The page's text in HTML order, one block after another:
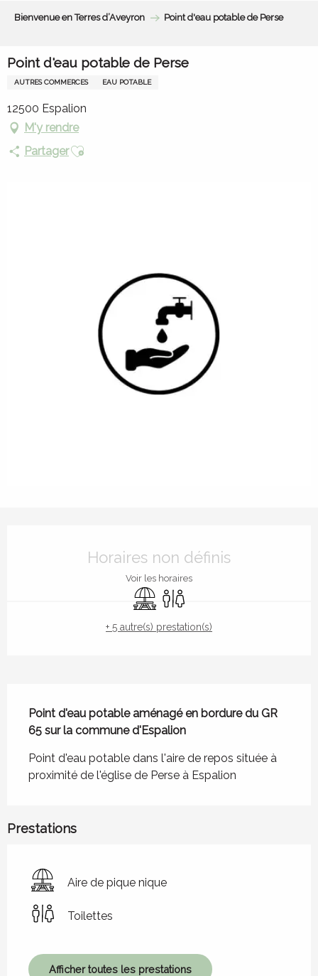
principal
Bienvenue en Terres d’Aveyron Point d'eau potable de Perse
Point d'eau potable de Perse
AUTRES COMMERCES EAU POTABLE
12500 Espalion
M'y rendre
PartagerAjouter aux favoris
Horaires non définis
Voir les horaires
Aire de pique nique
Toilettes
+ 5 autre(s) prestation(s)
Point d'eau potable aménagé en bordure du GR
65 sur la commune d'Espalion
Point d'eau potable dans l'aire de repos située à
proximité de l'église de Perse à Espalion
Prestations
Aire de pique nique
Toilettes
Afficher toutes les prestations